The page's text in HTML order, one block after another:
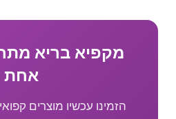
מקפיא בריא
אחת
הזמינו עכשיו מוצרים